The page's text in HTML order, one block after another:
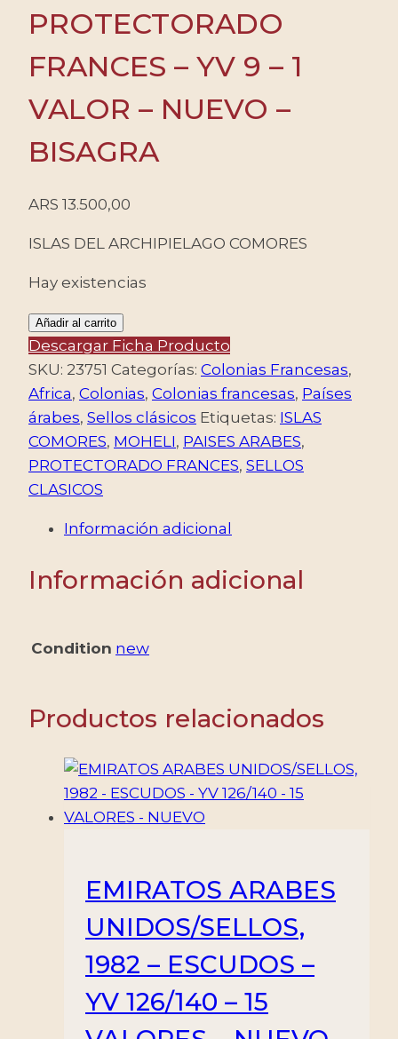
PROTECTORADO
FRANCES – YV 9 – 1
VALOR – NUEVO –
BISAGRA
ARS 13.500,00
ISLAS DEL ARCHIPIELAGO COMORES
Hay existencias
MOHELI
(COMORES)
SELLOS,
1906-
1907
-
SELLOS
CLASICOS
PROTECTORADO
-
-
BISAGRA
cantidad
Añadir al carrito
Descargar Ficha Producto
SKU: 23751 Categorías: Colonias Francesas,
Africa, Colonias, Colonias francesas, Países
árabes, Sellos clásicos Etiquetas: ISLAS
COMORES, MOHELI, PAISES ARABES,
PROTECTORADO FRANCES, SELLOS
CLASICOS
Información adicional
Información adicional
Condition new
Productos relacionados
EMIRATOS ARABES
UNIDOS/SELLOS,
1982 – ESCUDOS –
YV 126/140 – 15